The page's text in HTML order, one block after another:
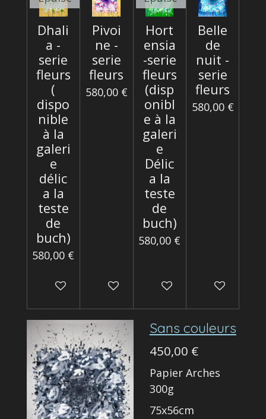
Dhali
a -
serie
fleurs
(
dispo
nible
à la
galeri
e
délic
a la
teste
de
buch)
580,00 €
Épuisé
Pivoi
ne -
serie
fleurs
580,00 €
Ajouter au panier
Hort
ensia
-serie
fleurs
(disp
onibl
e à la
galeri
e
Délic
a la
teste
de
buch)
580,00 €
Épuisé
Belle
de
nuit -
serie
fleurs
580,00 €
Ajouter au
Sans couleurs
450,00 €
Papier Arches
300g
75x56cm